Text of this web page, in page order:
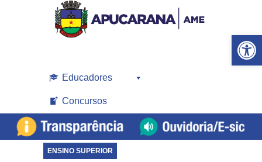
Open toolbar
Educadores
Concursos
ENSINO SUPERIOR